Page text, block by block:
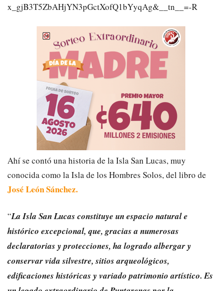
x_gjB3T5ZbAHjYN3pGctXofQ1bYyqAg&__tn__=-R
Ahí se contó una historia de la Isla San Lucas, muy
conocida como la Isla de los Hombres Solos, del libro de
José León Sánchez.
“La Isla San Lucas constituye un espacio natural e
histórico excepcional, que, gracias a numerosas
declaratorias y protecciones, ha logrado albergar y
conservar vida silvestre, sitios arqueológicos,
edificaciones históricas y variado patrimonio artístico. Es